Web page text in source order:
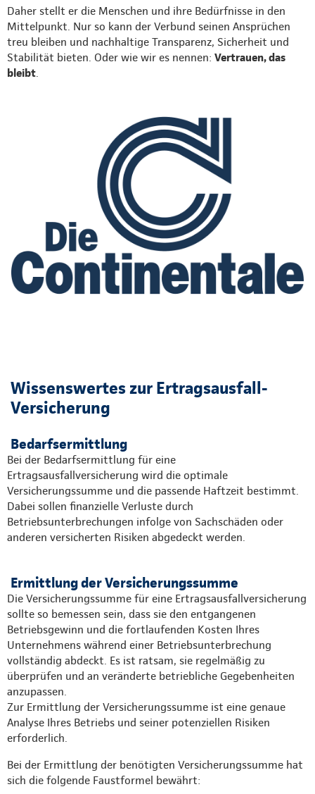
Daher stellt er die Menschen und ihre Bedürfnisse in den
Mittelpunkt. Nur so kann der Verbund seinen Ansprüchen
treu bleiben und nachhaltige Transparenz, Sicherheit und
Stabilität bieten. Oder wie wir es nennen: Vertrauen, das
bleibt
Wissenswertes zur Ertragsausfall-
Versicherung
Bedarfsermittlung
Bei der Bedarfsermittlung für eine
Ertragsausfallversicherung wird die optimale
Versicherungssumme und die passende Haftzeit bestimmt.
Dabei sollen finanzielle Verluste durch
Betriebsunterbrechungen infolge von Sachschäden oder
anderen versicherten Risiken abgedeckt werden.
Ermittlung der Versicherungssumme
Die Versicherungssumme für eine Ertragsausfallversicherung
sollte so bemessen sein, dass sie den entgangenen
Betriebsgewinn und die fortlaufenden Kosten Ihres
Unternehmens während einer Betriebsunterbrechung
vollständig abdeckt. Es ist ratsam, sie regelmäßig zu
überprüfen und an veränderte betriebliche Gegebenheiten
anzupassen.
Zur Ermittlung der Versicherungssumme ist eine genaue
Analyse Ihres Betriebs und seiner potenziellen Risiken
erforderlich.
Bei der Ermittlung der benötigten Versicherungssumme hat
sich die folgende Faustformel bewährt: